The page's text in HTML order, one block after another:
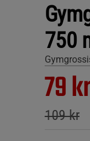
750
79
109 kr